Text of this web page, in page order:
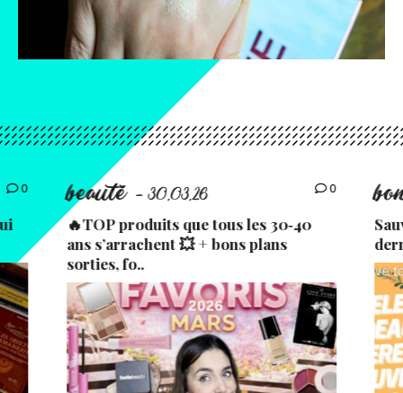
0 beauté - 30.03.26 0
🔥TOP produits que tous les 30‑40
ans s’arrachent 💥 + bons plans
sorties, fo..